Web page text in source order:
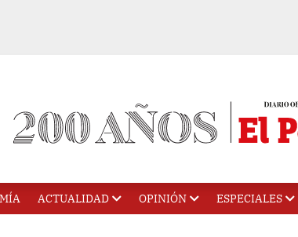
ACTUALIDAD OPINIÓN ESPECIALES